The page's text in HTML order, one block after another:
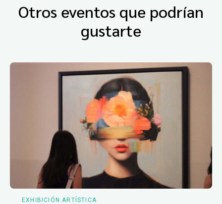
Otros eventos que podrían
gustarte
EXHIBICIÓN ARTÍSTICA